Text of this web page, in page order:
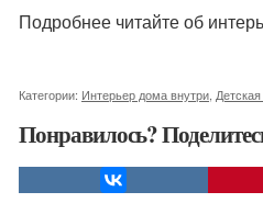
Подробнее читайте об
Категории: Интерьер дома внутри
Понравилось?